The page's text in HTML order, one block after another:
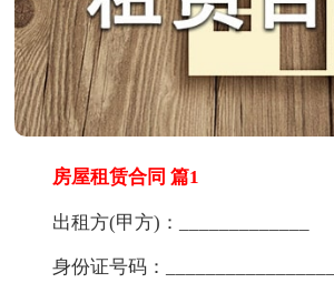
房屋租赁合同 篇1
出租方(甲方)：_____________
身份证号码：